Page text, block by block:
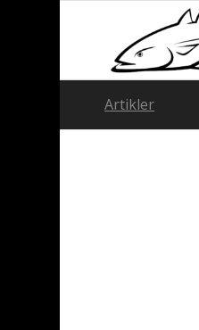
Artikler